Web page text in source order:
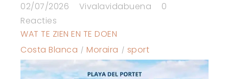
02/07/2026 Vivalavidabuena
0
Reacties
WAT TE ZIEN EN TE DOEN
Costa Blanca
Moraira sport